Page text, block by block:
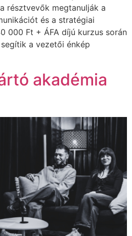
résztvevők megtanulják a
és a stratégiai
000 Ft + ÁFA díjú kurzus során
a vezetői énkép
akadémia